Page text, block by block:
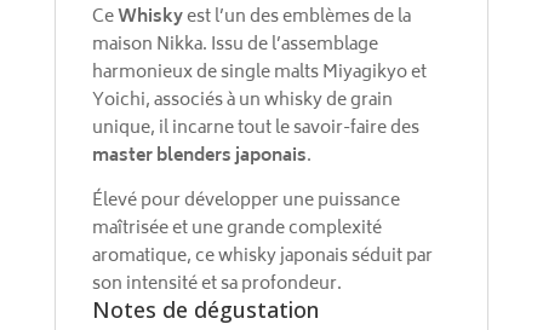
CeWhiskyest l’un des emblèmes de la
maison Nikka. Issu de l’assemblage
harmonieux de single malts Miyagikyo et
Yoichi, associés à un whisky de grain
unique, il incarne tout le savoir-faire des
master blenders japonais.
Élevé pour développer une puissance
maîtrisée et une grande complexité
aromatique, ce whisky japonais séduit par
son intensité et sa profondeur.
Notes de dégustation